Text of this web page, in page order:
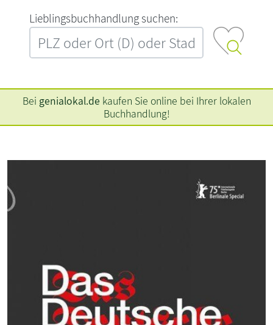
L‍i‍e‍b‍l‍i‍n‍g‍s‍b‍u‍c‍h‍h‍a‍n‍d‍l‍u‍n‍g‍ ‍s‍u‍c‍h‍e‍n‍:‍
Bei genialokal.de kaufen Sie online bei Ihrer lokalen
Buchhandlung!